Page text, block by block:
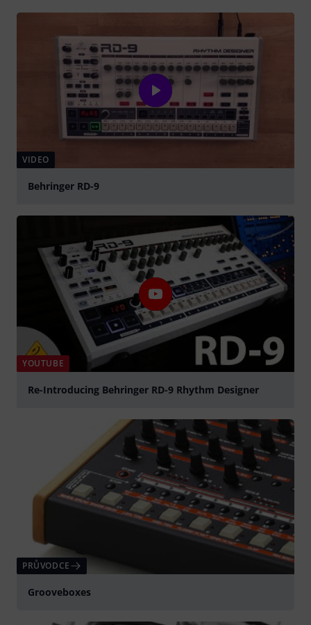
VIDEO
Behringer RD-9
YOUTUBE
Re-Introducing Behringer RD-9 Rhythm Designer
PRŮVODCE
Grooveboxes